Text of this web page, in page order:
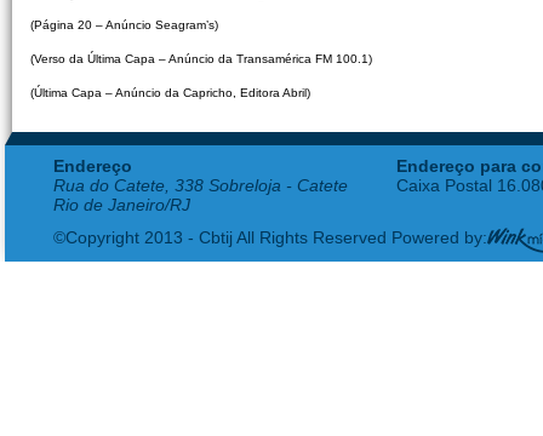
(Página 20 – Anúncio Seagram’s)
(Verso da Última Capa – Anúncio da Transamérica FM 100.1)
(Última Capa – Anúncio da Capricho, Editora Abril)
Endereço
Rua do Catete, 338 Sobreloja - Catete
Rio de Janeiro/RJ
Endereço para
Caixa Postal
©Copyright 2013 - Cbtij All Rights Reserved Powered by: